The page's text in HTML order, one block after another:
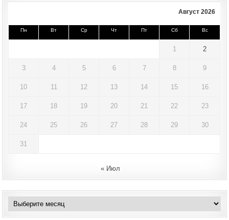
Август 2026
Пн Вт Ср Чт Пт Сб Вс
1 2
3 4 5 6 7 8 9
10 11 12 13 14 15 16
17 18 19 20 21 22 23
24 25 26 27 28 29 30
31
« Июл
Архивы